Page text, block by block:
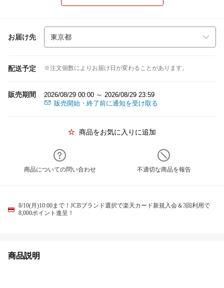
お届け先
配送予定 ※注文個数によりお届け日が変わることがあります。
販売期間
2026/08/29 00:00 ～ 2026/08/29 23:59
販売開始・終了前に通知を受け取る
商品をお気に入りに追加
商品についての問い合わせ 不適切な商品を報告
8/10(月)10:00まで！JCBブランド選択で楽天カード新規入会＆3回利用で
8,000ポイント進呈！
商品説明